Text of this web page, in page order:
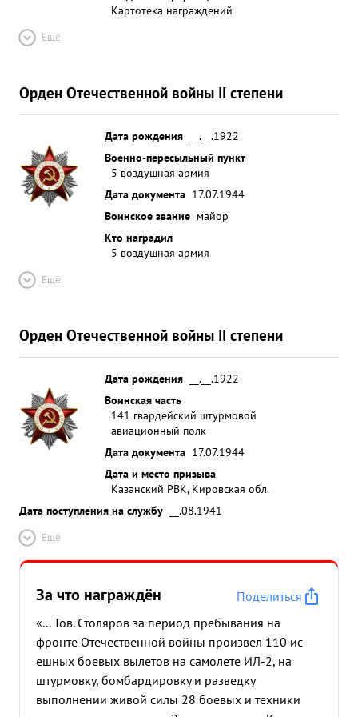
Картотека награждений
Ещё
Орден Отечественной войны II степени
Дата рождения
__.__.1922
Военно-пересыльный пункт
5 воздушная армия
Дата документа 17.07.1944
Воинское звание майор
Кто наградил
5 воздушная армия
Ещё
Орден Отечественной войны II степени
Дата рождения
__.__.1922
Воинская часть
141 гвардейский штурмовой
авиационный полк
Дата документа 17.07.1944
Дата и место призыва
Казанский РВК, Кировская обл.
Дата поступления на службу
__.08.1941
Ещё
За что награждён
Поделиться
«... Тов. Столяров за период пребывания на
фронте Отечественной войны произвел 110 ис
ешных боевых вылетов на самолете ИЛ-2, на
штурмовку, бомбардировку и разведку
выполнении живой силы 28 боевых и техники